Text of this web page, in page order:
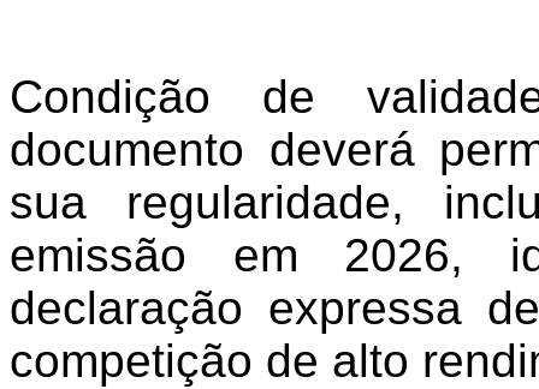
Condição de
documento deverá
sua regularidade,
emissão em 2026,
declaração expressa
competição de alto